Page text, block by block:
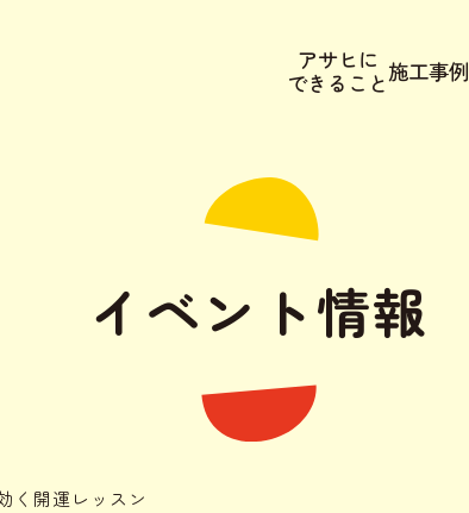
アサヒに
できること施工事例
イベント情報
く開運レッスン